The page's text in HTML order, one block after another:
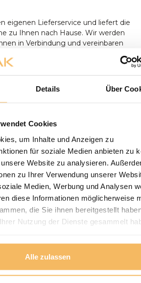
Details Über
Cookies
um Inhalte und Anzeigen zu
für soziale Medien anbieten zu
Website zu analysieren.
zu Ihrer Verwendung unserer
Medien, Werbung und Analysen
diese Informationen möglicherweise
die Sie ihnen bereitgestellt
Nutzung der Dienste gesammelt
Alle zulassen
eigenen Lieferservice und liefert die
zu Ihnen nach Hause. Wir werden
in Verbindung und vereinbaren
bei Bedarf von unserem Fahrer
eines Baumstamm-Tisches
Lieferung zusätzliche Hilfe
des Tisches anwesend sein.
mit einem Stift oder in bar
es Ihnen unmöglich
zu bezahlen, können Sie auch
oder in unserem Ausstellungsraum
Banküberweisung oder in unserem
(wie z.B. Teaköl oder lose
wir nicht persönlich aus, sondern
DHL-Paketdienst erledigen. durch
Leider ist es dann nicht möglich, bei
500 € Bestellwert betragen: für
und für den eigenen Transport 24,95 €.